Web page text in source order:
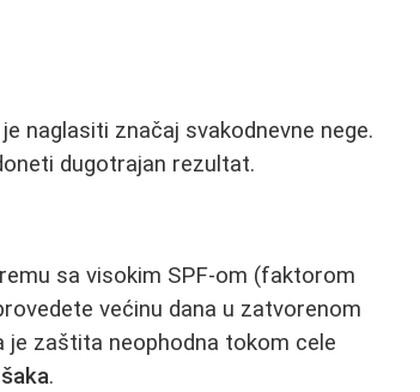
naglasiti značaj svakodnevne nege.
dugotrajan rezultat.
sa visokim SPF-om (faktorom
većinu dana u zatvorenom
je zaštita neophodna tokom cele
.